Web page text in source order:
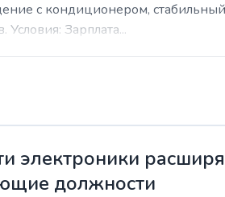
с кондиционером,
Зарплата...
электроники
должности